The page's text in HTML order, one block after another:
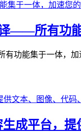
——所有功
功能集于一体，
成平台，提